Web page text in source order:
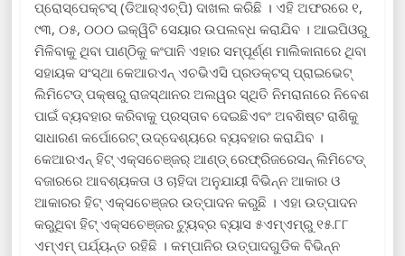
ପ୍ରୋସ୍‌ପେକ୍ଟସ୍ (ଡିଆର୍‌ଏଚ୍‌ପି) ଦାଖଲ କରିଛି । ଏହି ଅଫରରେ ୧,
୯୩, ୦୫, ୦୦୦ ଇକ୍ୱିଟି ସେୟାର ଉପଲବ୍ଧ କରାଯିବ । ଆଇପିଓରୁ
ମିଳିବାକୁ ଥିବା ପାଣ୍ଠିକୁ କଂପାନି ଏହାର ସମ୍ପୂର୍ଣ୍ଣ ମାଲିକାନାରେ ଥିବା
ସହାୟକ ସଂସ୍ଥା କେଆରଏନ୍ ଏଚଭିଏସି ପ୍ରଡକ୍ଟସ୍ ପ୍ରାଇଭେଟ୍
ଲିମିଟେଡ୍ ପକ୍ଷରୁ ରାଜସ୍ଥାନର ଅଲୱର ସ୍ଥିତି ନିମରାନାରେ ନିବେଶ
ପାଇଁ ବ୍ୟବହାର କରିବାକୁ ପ୍ରସ୍ତାବ ଦେଇଛିଏବଂ ଅବଶିଷ୍ଟ ରାଶିକୁ
ସାଧାରଣ କର୍ପୋରେଟ୍ ଉଦ୍ଦେଶ୍ୟରେ ବ୍ୟବହାର କରାଯିବ ।
କେଆରଏନ୍ ହିଟ୍ ଏକ୍ସଚେଞ୍ଜର୍ ଆଣ୍ଡ୍ ରେଫ୍ରିଜରେସନ୍ ଲିମିଟେଡ୍
ବଜାରରେ ଆବଶ୍ୟକତା ଓ ଚାହିଦା ଅନୁଯାୟୀ ବିଭିନ୍ନ ଆକାର ଓ
ଆକାରର ହିଟ୍ ଏକ୍ସଚେଞ୍ଜର ଉତ୍ପାଦନ କରୁଛି । ଏହା ଉତ୍ପାଦନ
କରୁଥିବା ହିଟ୍ ଏକ୍ସଚେଞ୍ଜର ଟ୍ୟୁବ୍‌ର ବ୍ୟାସ ୫ଏମ୍‌ଏମ୍‌ରୁ ୧୫.୮୮
ଏମ୍‌ଏମ୍ ପର୍ଯ୍ୟନ୍ତ ରହିଛି । କମ୍ପାନିର ଉତ୍ପାଦଗୁଡିକ ବିଭିନ୍ନ